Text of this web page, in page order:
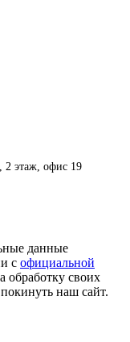
2 этаж, офис 19
данные
с официальной
обработку своих
наш сайт.